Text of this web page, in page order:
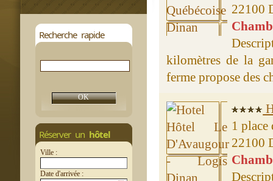
Recherche rapide
Réserver un hôtel
Ville :
Date d'arrivée :
22100
kilomètres de la
ferme propose des
1 place
22100